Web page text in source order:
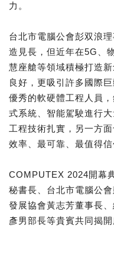
力。
台北市電腦公會彭双浪
造見長，但近年在5G、
慧座艙等領域積極打造
良好，更吸引許多國際
優秀的軟硬體工程人員
式系統、智能駕駛進行
工程技術扎實，另一方
效率、最可靠、最值得信
COMPUTEX 2024開幕
秘書長、台北市電腦公
發展協會黃志芳董事長
彥男部長等貴賓共同揭開